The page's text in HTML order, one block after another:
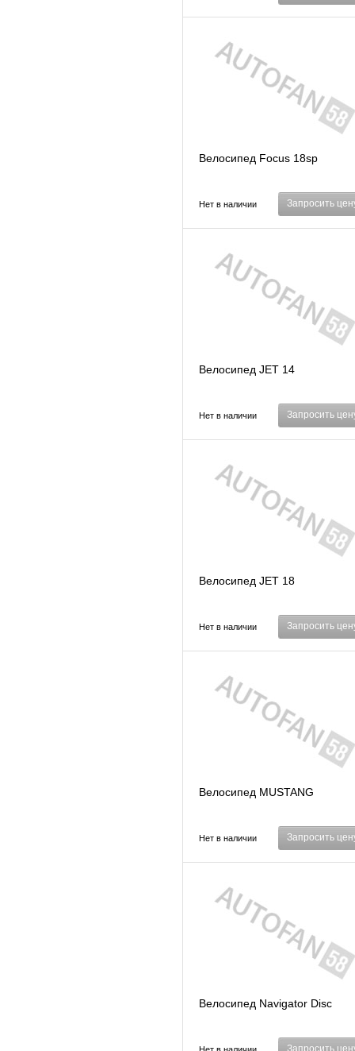
Велосипед Focus 18sp
Нет в наличии Запросить
Велосипед JET 14
Нет в наличии Запросить
Велосипед JET 18
Нет в наличии Запросить
Велосипед MUSTANG
Нет в наличии Запросить
Велосипед Navigator Disc
Запросить